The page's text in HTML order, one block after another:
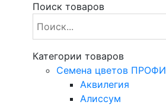
Поиск товаров
Категории товаров
Cемена цветов ПРОФИ
Аквилегия
Алиссум